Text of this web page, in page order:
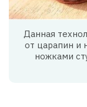
Данная
от царапин и
ножками